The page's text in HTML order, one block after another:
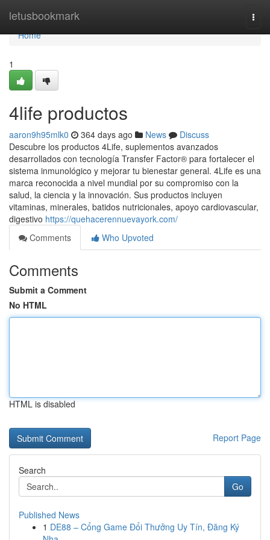
letusbookmark
Home
Home
1
4life productos
aaron9h95mlk0 364 days ago News
Discuss
Descubre los productos 4Life, suplementos avanzados
desarrollados con tecnología Transfer Factor® para fortalecer el
sistema inmunológico y mejorar tu bienestar general. 4Life es una
marca reconocida a nivel mundial por su compromiso con la
salud, la ciencia y la innovación. Sus productos incluyen
vitaminas, minerales, batidos nutricionales, apoyo cardiovascular,
digestivo https://quehacerennuevayork.com/
Comments
Who Upvoted
Comments
Submit a Comment
No HTML
HTML is disabled
Report Page
Search
Go
Published News
1 DE88 – Cổng Game Đổi Thưởng Uy Tín, Đăng Ký